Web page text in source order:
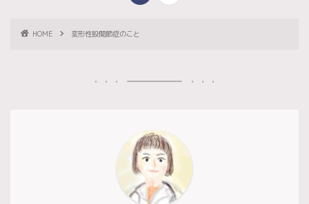
HOME 変形性股関節症のこと